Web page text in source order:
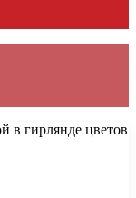
в гирлянде цветов